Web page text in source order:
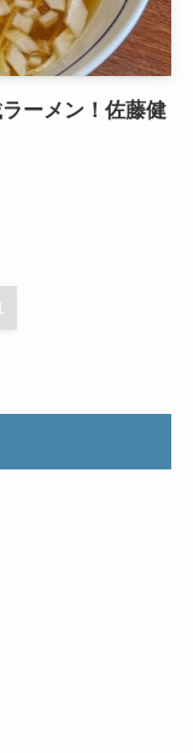
ーメン！佐藤健